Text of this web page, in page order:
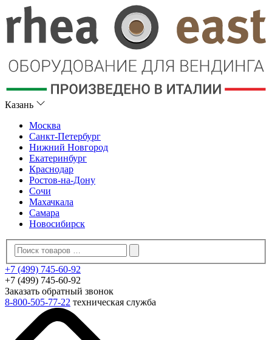
Казань
Москва
Санкт-Петербург
Нижний Новгород
Екатеринбург
Краснодар
Ростов-на-Дону
Сочи
Махачкала
Самара
Новосибирск
+7 (499) 745-60-92
+7 (499) 745-60-92
Заказать обратный звонок
8-800-505-77-22 техническая служба